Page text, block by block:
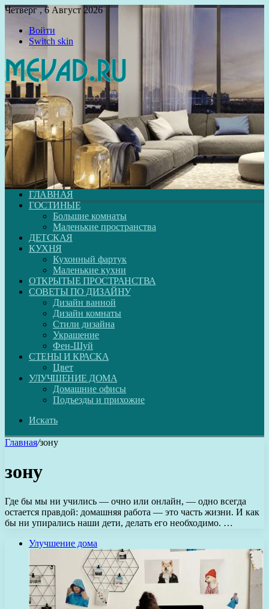
Четверг , 6 Август 2026
Войти
Switch skin
ГЛАВНАЯ
ГОСТИНЫЕ
Большие комнаты
Маленькие пространства
ДЕТСКАЯ
КУХНЯ
Кухонный фартук
Маленькие кухни
ОТКРЫТЫЕ ПРОСТРАНСТВА
СОВЕТЫ ПО ДИЗАЙНУ
Дизайн ванной
Дизайн комнаты
Стили дизайна
Украшение
Фен-Шуй
СТЕНЫ И КРАСКА
Цвет
УЛУЧШЕНИЕ ДОМА
Домашние офисы
Подъезды и прихожие
Искать
Главная/зону
зону
Где бы мы ни учились — очно или онлайн, — одно всегда
остается правдой: домашняя работа — это часть жизни. И как
бы ни упирались наши дети, делать его необходимо. …
Улучшение дома